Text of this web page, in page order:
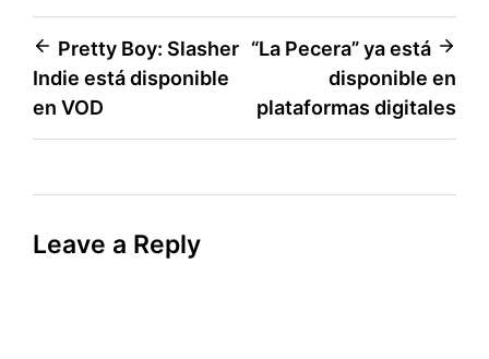
Post
navigation
Pretty Boy: Slasher
Indie está disponible
en VOD
“La Pecera” ya está
disponible en
plataformas digitales
Leave a Reply